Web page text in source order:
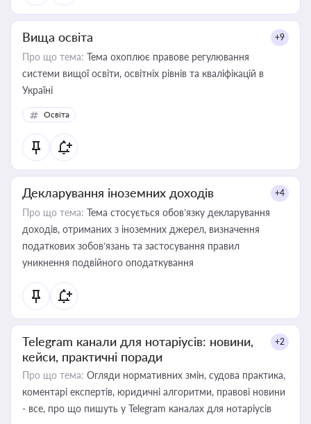
Вища освіта +9
Про що тема: Тема охоплює правове регулювання
системи вищої освіти, освітніх рівнів та кваліфікацій в
Україні
Освіта
Декларування іноземних доходів +4
Про що тема: Тема стосується обов’язку декларування
доходів, отриманих з іноземних джерел, визначення
податкових зобов’язань та застосування правил
уникнення подвійного оподаткування
Telegram канали для нотаріусів: новини,
кейси, практичні поради
+2
Про що тема: Огляди нормативних змін, судова практика,
коментарі експертів, юридичні алгоритми, правові новини
- все, про що пишуть у Telegram каналах для нотаріусів